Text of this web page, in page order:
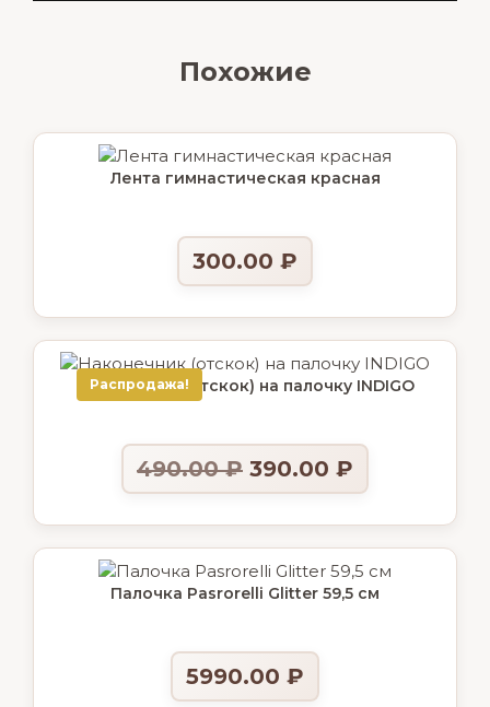
Похожие
Лента гимнастическая красная
300.00 ₽
Распродажа!
Наконечник (отскок) на палочку INDIGO
490.00₽ 390.00 ₽
Палочка Pasrorelli Glitter 59,5 см
5990.00 ₽